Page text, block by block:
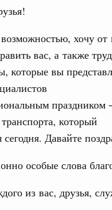
хочу от
вас, а также
которые вы
праздником
который
сегодня. Давайте
особые слова
из вас, друзья,